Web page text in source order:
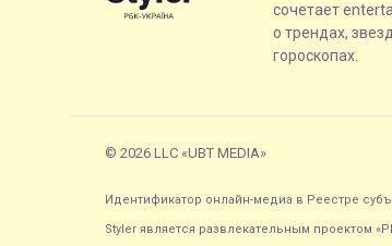
сочетает
о трендах,
гороскопах.
© 2026 LLC «UBT MEDIA»
Идентификатор онлайн-медиа в Реестре
Styler является развлекательным проектом